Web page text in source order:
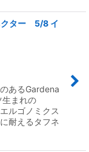
クター 5/8 イ
あるGardena
生まれの
ルゴノミクス
耐えるタフネ